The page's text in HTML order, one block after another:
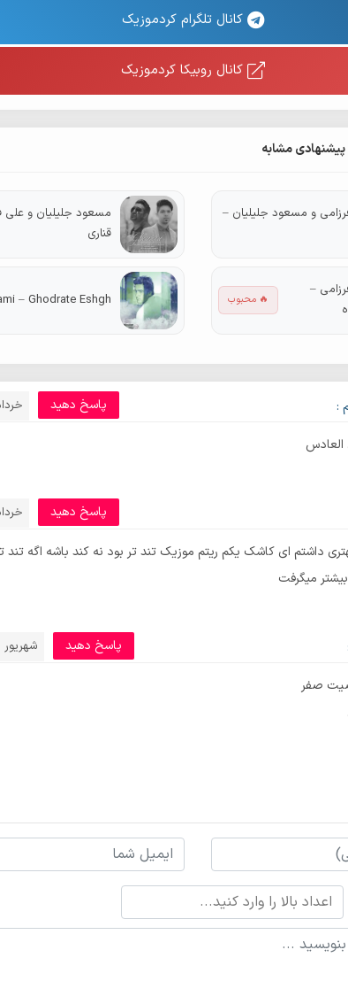
کانال تلگرام کردموزیک
کانال روبیکا کردموزیک
مشابه
و مسعود جلیلیان –
مسعود جلیلیان و علی
قناری
–
🔥 محبوب – Ghodrate Eshgh
: خرداد 8, پاسخ دهید
العادس
خرداد 9, پاسخ دهید
داشتم ای کاشک یکم ریتم موزیک تند تر بود نه کند باشه اگه تند
میگرفت
شهریور 21, 1399 پاسخ دهید
صفر